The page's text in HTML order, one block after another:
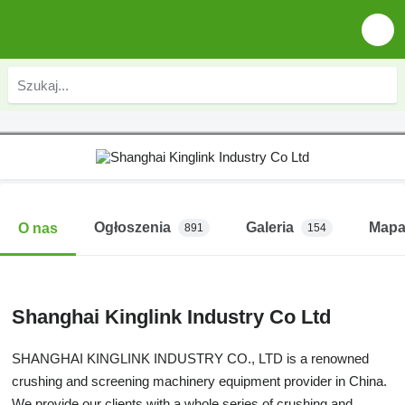
O nas Ogłoszenia 891 Galeria 154 Mapa
Shanghai Kinglink Industry Co Ltd
SHANGHAI KINGLINK INDUSTRY CO., LTD is a renowned
crushing and screening machinery equipment provider in China.